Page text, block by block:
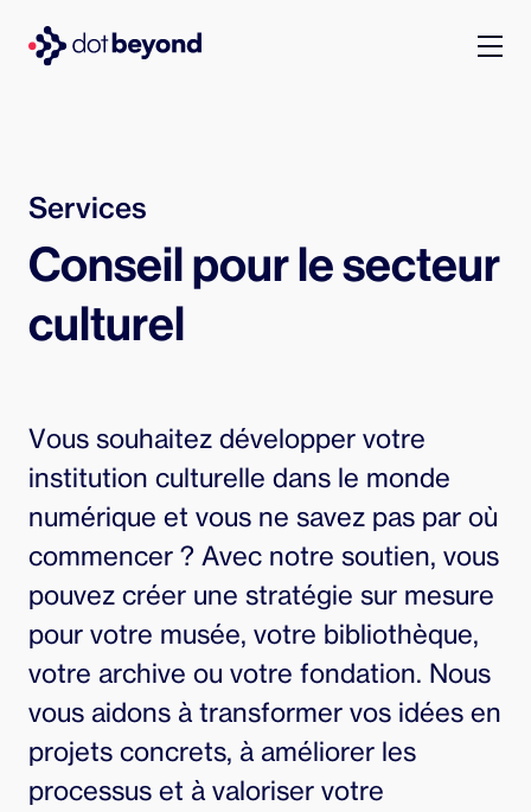
Services
Conseil pour le secteur
culturel
Vous souhaitez développer votre
institution culturelle dans le monde
numérique et vous ne savez pas par où
commencer ? Avec notre soutien, vous
pouvez créer une stratégie sur mesure
pour votre musée, votre bibliothèque,
votre archive ou votre fondation. Nous
vous aidons à transformer vos idées en
projets concrets, à améliorer les
processus et à valoriser votre
what we do
portfolio
dot labs
fr